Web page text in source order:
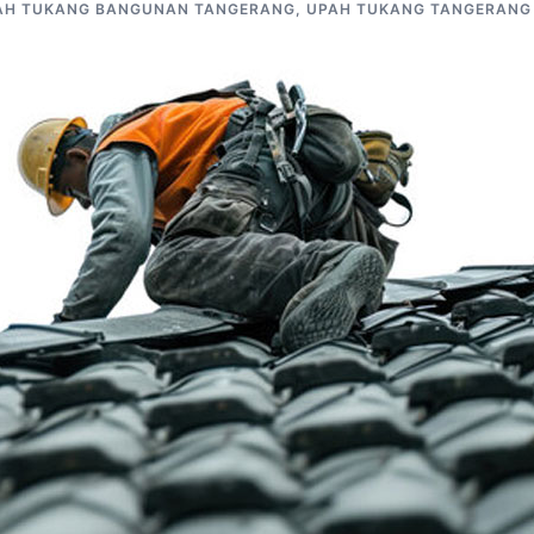
TUKANG BANGUNAN TANGERANG, UPAH TUKANG TANGERANG